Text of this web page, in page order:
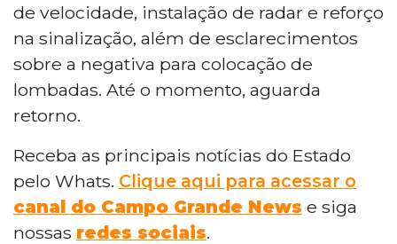
de velocidade, instalação de radar e reforço
na sinalização, além de esclarecimentos
sobre a negativa para colocação de
lombadas. Até o momento, aguarda
retorno.
Receba as principais notícias do Estado
pelo Whats. Clique aqui para acessar o
canal do Campo Grande News e siga
nossas redes sociais.